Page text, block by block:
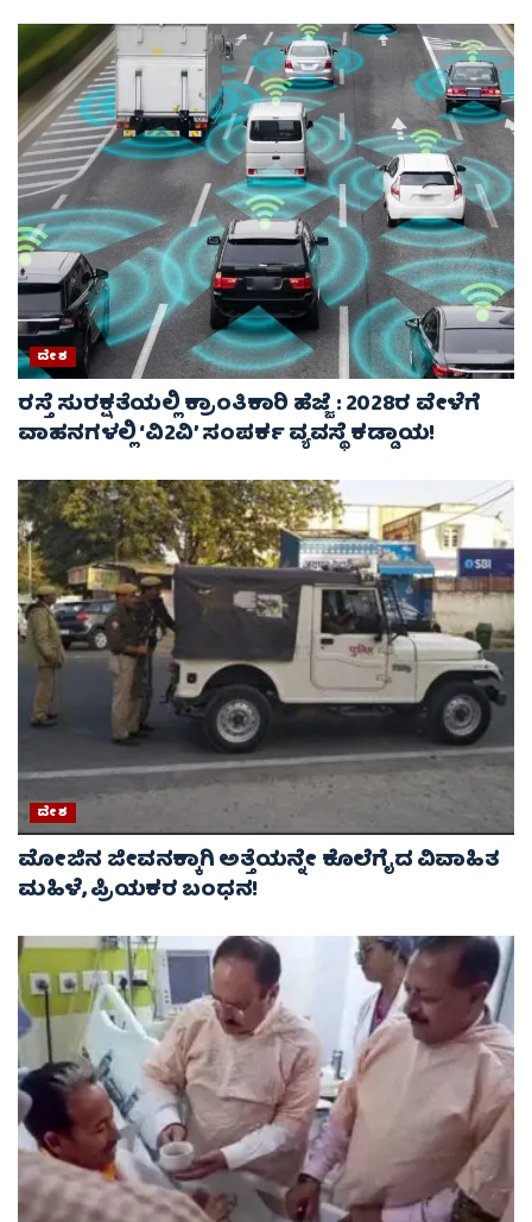
ದೇಶ
ರಸ್ತೆ ಸುರಕ್ಷತೆಯಲ್ಲಿ ಕ್ರಾಂತಿಕಾರಿ ಹೆಜ್ಜೆ : 2028ರ ವೇಳೆಗೆ
ವಾಹನಗಳಲ್ಲಿ ‘ವಿ2ವಿ’ ಸಂಪರ್ಕ ವ್ಯವಸ್ಥೆ ಕಡ್ಡಾಯ!
ದೇಶ
ಮೋಜಿನ ಜೀವನಕ್ಕಾಗಿ ಅತ್ತೆಯನ್ನೇ ಕೊಲೆಗೈದ ವಿವಾಹಿತ
ಮಹಿಳೆ, ಪ್ರಿಯಕರ ಬಂಧನ!